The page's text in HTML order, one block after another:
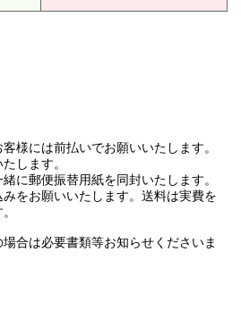
様には前払いでお願いいたします。
します。
に郵便振替用紙を同封いたします。
をお願いいたします。送料は実費を
合は必要書類等お知らせくださいま